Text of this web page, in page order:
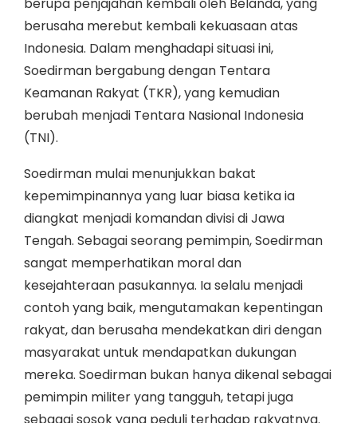
berusaha merebut kembali kekuasaan atas
Indonesia. Dalam menghadapi situasi ini,
Soedirman bergabung dengan Tentara
Keamanan Rakyat (TKR), yang kemudian
berubah menjadi Tentara Nasional Indonesia
(TNI).
Soedirman mulai menunjukkan bakat
kepemimpinannya yang luar biasa ketika ia
diangkat menjadi komandan divisi di Jawa
Tengah. Sebagai seorang pemimpin, Soedirman
sangat memperhatikan moral dan
kesejahteraan pasukannya. Ia selalu menjadi
contoh yang baik, mengutamakan kepentingan
rakyat, dan berusaha mendekatkan diri dengan
masyarakat untuk mendapatkan dukungan
mereka. Soedirman bukan hanya dikenal sebagai
pemimpin militer yang tangguh, tetapi juga
sebagai sosok yang peduli terhadap rakyatnya.